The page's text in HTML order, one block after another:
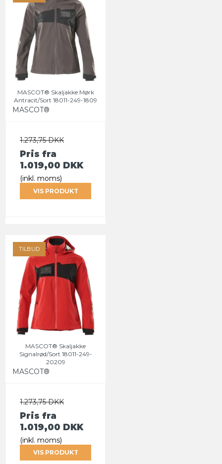
MASCOT® Skaljakke Mørk
Antracit/Sort 18011-249-1809
MASCOT®
1.273,75 DKK
Pris fra
1.019,00 DKK
(inkl. moms)
VIS PRODUKT
TILBUD
MASCOT® Skaljakke
Signalrød/Sort 18011-249-
20209
MASCOT®
1.273,75 DKK
Pris fra
1.019,00 DKK
(inkl. moms)
VIS PRODUKT